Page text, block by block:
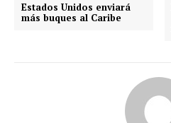
Estados Unidos enviará
más buques al Caribe